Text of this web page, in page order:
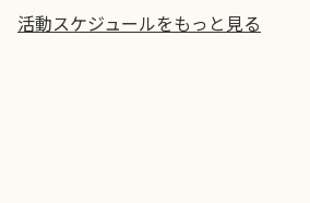
活動スケジュールをもっと見る